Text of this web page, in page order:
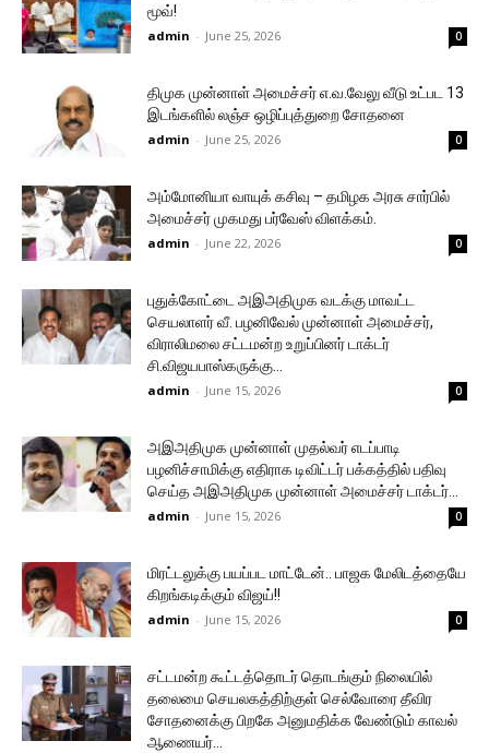
மூவ்!
admin - June 25, 2026 0
திமுக முன்னாள் அமைச்சர் எ.வ.வேலு வீடு உட்பட 13
இடங்களில் லஞ்ச ஒழிப்புத்துறை சோதனை
admin - June 25, 2026 0
அம்மோனியா வாயுக் கசிவு – தமிழக அரசு சார்பில்
அமைச்சர் முகமது பர்வேஸ் விளக்கம்.
admin - June 22, 2026 0
புதுக்கோட்டை அஇஅதிமுக வடக்கு மாவட்ட
செயலாளர் வீ. பழனிவேல் முன்னாள் அமைச்சர்,
விராலிமலை சட்டமன்ற உறுப்பினர் டாக்டர்
சி.விஜயபாஸ்கருக்கு...
admin - June 15, 2026 0
அஇஅதிமுக முன்னாள் முதல்வர் எடப்பாடி
பழனிச்சாமிக்கு எதிராக டிவிட்டர் பக்கத்தில் பதிவு
செய்த அஇஅதிமுக முன்னாள் அமைச்சர் டாக்டர்...
admin - June 15, 2026 0
மிரட்டலுக்கு பயப்பட மாட்டேன்.. பாஜக மேலிடத்தையே
கிறங்கடிக்கும் விஜய்!!
admin - June 15, 2026 0
சட்டமன்ற கூட்டத்தொடர் தொடங்கும் நிலையில்
தலைமை செயலகத்திற்குள் செல்வோரை தீவிர
சோதனைக்கு பிறகே அனுமதிக்க வேண்டும் காவல்
ஆணையர்...